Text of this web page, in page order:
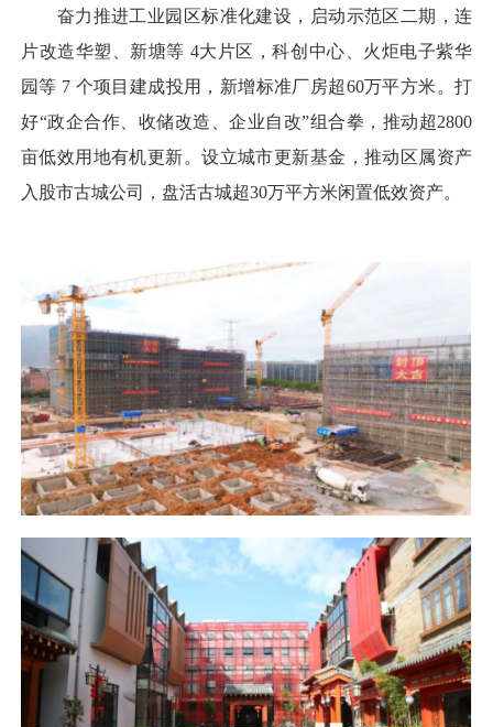
奋力推进工业园区标准化建设，启动示范区二期，连
片改造华塑、新塘等 4大片区，科创中心、火炬电子紫华
园等 7 个项目建成投用，新增标准厂房超60万平方米。打
好“政企合作、收储改造、企业自改”组合拳，推动超2800
亩低效用地有机更新。设立城市更新基金，推动区属资产
入股市古城公司，盘活古城超30万平方米闲置低效资产。